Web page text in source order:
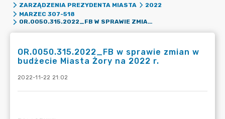
ZARZĄDZENIA PREZYDENTA MIASTA
2022
MARZEC 307-518
OR.0050.315.2022_FB W SPRAWIE ZMIAN W BUDŻECIE MIASTA ŻORY NA 2022 R.
OR.0050.315.2022_FB w sprawie zmian w
budżecie Miasta Żory na 2022 r.
2022-11-22 21:02